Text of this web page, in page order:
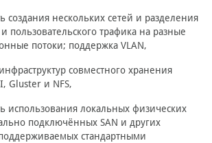
создания нескольких сетей и разделения
пользовательского трафика на разные
потоки; поддержка VLAN,
совместного хранения
Gluster и NFS,
использования локальных физических
подключённых SAN и других
стандартными